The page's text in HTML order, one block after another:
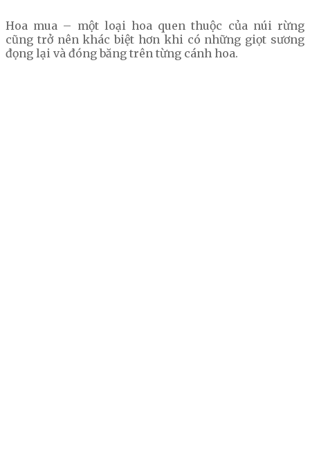
Hoa mua – một loại hoa quen thuộc của núi rừng
cũng trở nên khác biệt hơn khi có những giọt sương
đọng lại và đóng băng trên từng cánh hoa.